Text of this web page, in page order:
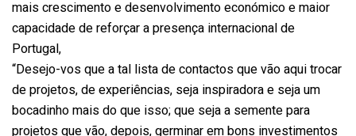
mais crescimento e desenvolvimento económico e maior
capacidade de reforçar a presença internacional de
Portugal,
“Desejo-vos que a tal lista de contactos que vão aqui trocar
de projetos, de experiências, seja inspiradora e seja um
bocadinho mais do que isso; que seja a semente para
projetos que vão, depois, germinar em bons investimentos